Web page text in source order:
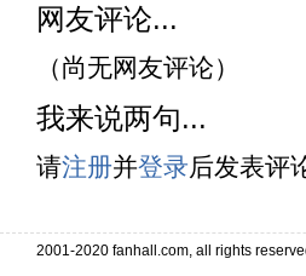
网友评论...
（尚无网友评论）
我来说两句...
请注册并登录后发表评
2001-2020 fanhall.com, all rights